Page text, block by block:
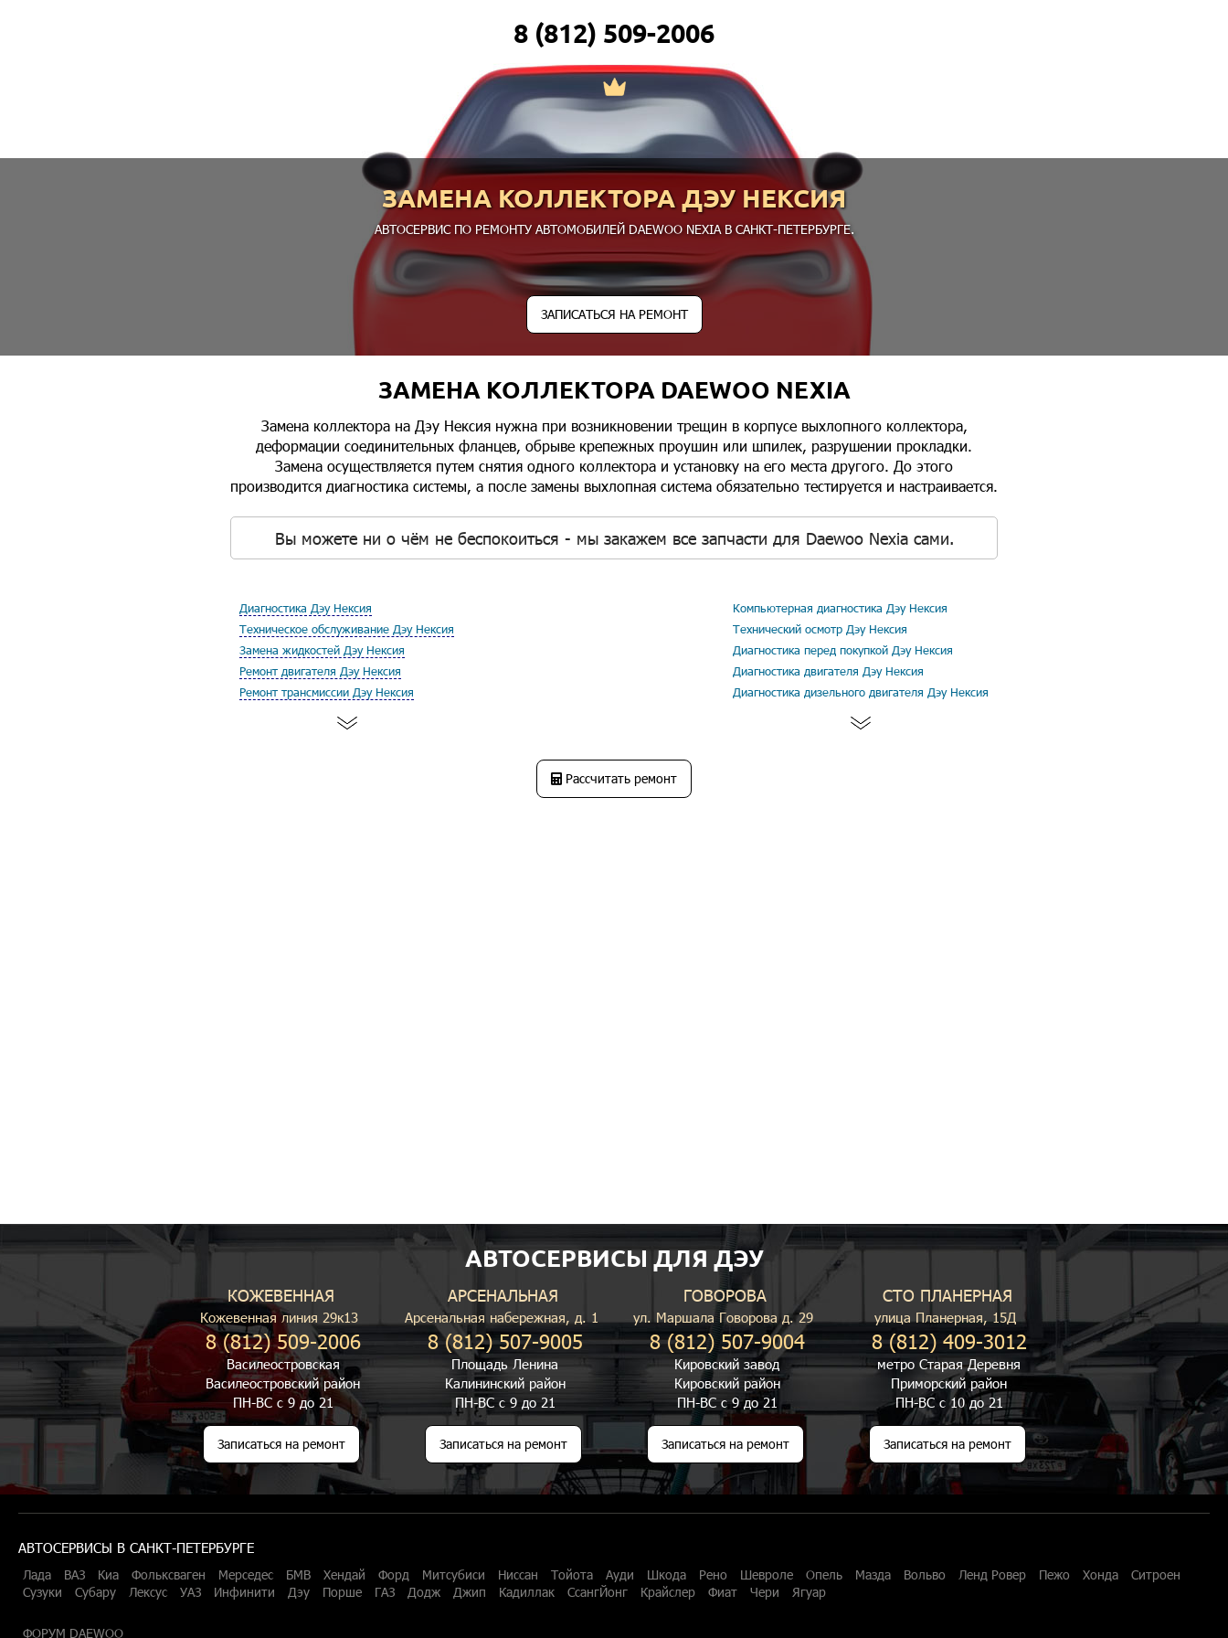
8 (812) 509-2006
ЗАМЕНА КОЛЛЕКТОРА ДЭУ НЕКСИЯ
АВТОСЕРВИС ПО РЕМОНТУ АВТОМОБИЛЕЙ DAEWOO NEXIA В САНКТ-ПЕТЕРБУРГЕ.
ЗАПИСАТЬСЯ НА РЕМОНТ
ЗАМЕНА КОЛЛЕКТОРА DAEWOO NEXIA
Замена коллектора на Дэу Нексия нужна при возникновении трещин в корпусе выхлопного коллектора,
деформации соединительных фланцев, обрыве крепежных проушин или шпилек, разрушении прокладки.
Замена осуществляется путем снятия одного коллектора и установку на его места другого. До этого
производится диагностика системы, а после замены выхлопная система обязательно тестируется и настраивается.
Вы можете ни о чём не беспокоиться - мы закажем все запчасти для Daewoo Nexia сами.
Диагностика Дэу Нексия
Техническое обслуживание Дэу Нексия
Замена жидкостей Дэу Нексия
Ремонт двигателя Дэу Нексия
Ремонт трансмиссии Дэу Нексия
Компьютерная диагностика Дэу Нексия
Технический осмотр Дэу Нексия
Диагностика перед покупкой Дэу Нексия
Диагностика двигателя Дэу Нексия
Диагностика дизельного двигателя Дэу Нексия
Рассчитать ремонт
АВТОСЕРВИСЫ ДЛЯ ДЭУ
КОЖЕВЕННАЯ
Кожевенная линия 29к13
8 (812) 509-2006
Василеостровская
Василеостровский район
ПН-ВС с 9 до 21
Записаться на ремонт
АРСЕНАЛЬНАЯ
Арсенальная набережная, д. 1
8 (812) 507-9005
Площадь Ленина
Калининский район
ПН-ВС с 9 до 21
Записаться на ремонт
ГОВОРОВА
ул. Маршала Говорова д. 29
8 (812) 507-9004
Кировский завод
Кировский район
ПН-ВС с 9 до 21
Записаться на ремонт
СТО ПЛАНЕРНАЯ
улица Планерная, 15Д
8 (812) 409-3012
метро Старая Деревня
Приморский район
ПН-ВС с 10 до 21
Записаться на ремонт
АВТОСЕРВИСЫ В САНКТ-ПЕТЕРБУРГЕ
Лада ВАЗ Киа Фольксваген Мерседес БМВ Хендай Форд Митсубиси Ниссан Тойота Ауди Шкода Рено Шевроле Опель Мазда Вольво Ленд Ровер Пежо Хонда
Ситроен
Сузуки
Субару Лексус УАЗ Инфинити Дэу Порше ГАЗ Додж Джип Кадиллак СсангЙонг Крайслер Фиат Чери Ягуар
ФОРУМ DAEWOO